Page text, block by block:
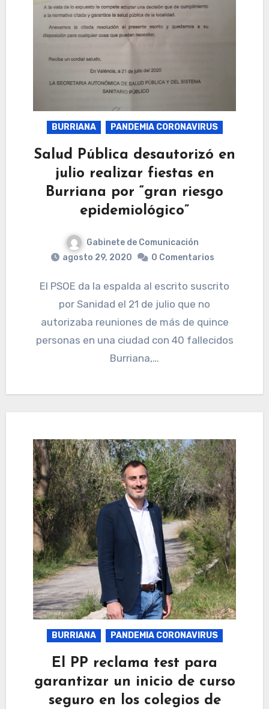
BURRIANA PANDEMIA CORONAVIRUS
Salud Pública desautorizó en
julio realizar fiestas en
Burriana por “gran riesgo
epidemiológico”
Gabinete de Comunicación
agosto 29, 2020
0 Comentarios
El PSOE da la espalda al escrito suscrito
por Sanidad el 21 de julio que no
autorizaba reuniones de más de quince
personas en una ciudad con 40 fallecidos
Burriana,…
BURRIANA PANDEMIA CORONAVIRUS
El PP reclama test para
garantizar un inicio de curso
seguro en los colegios de